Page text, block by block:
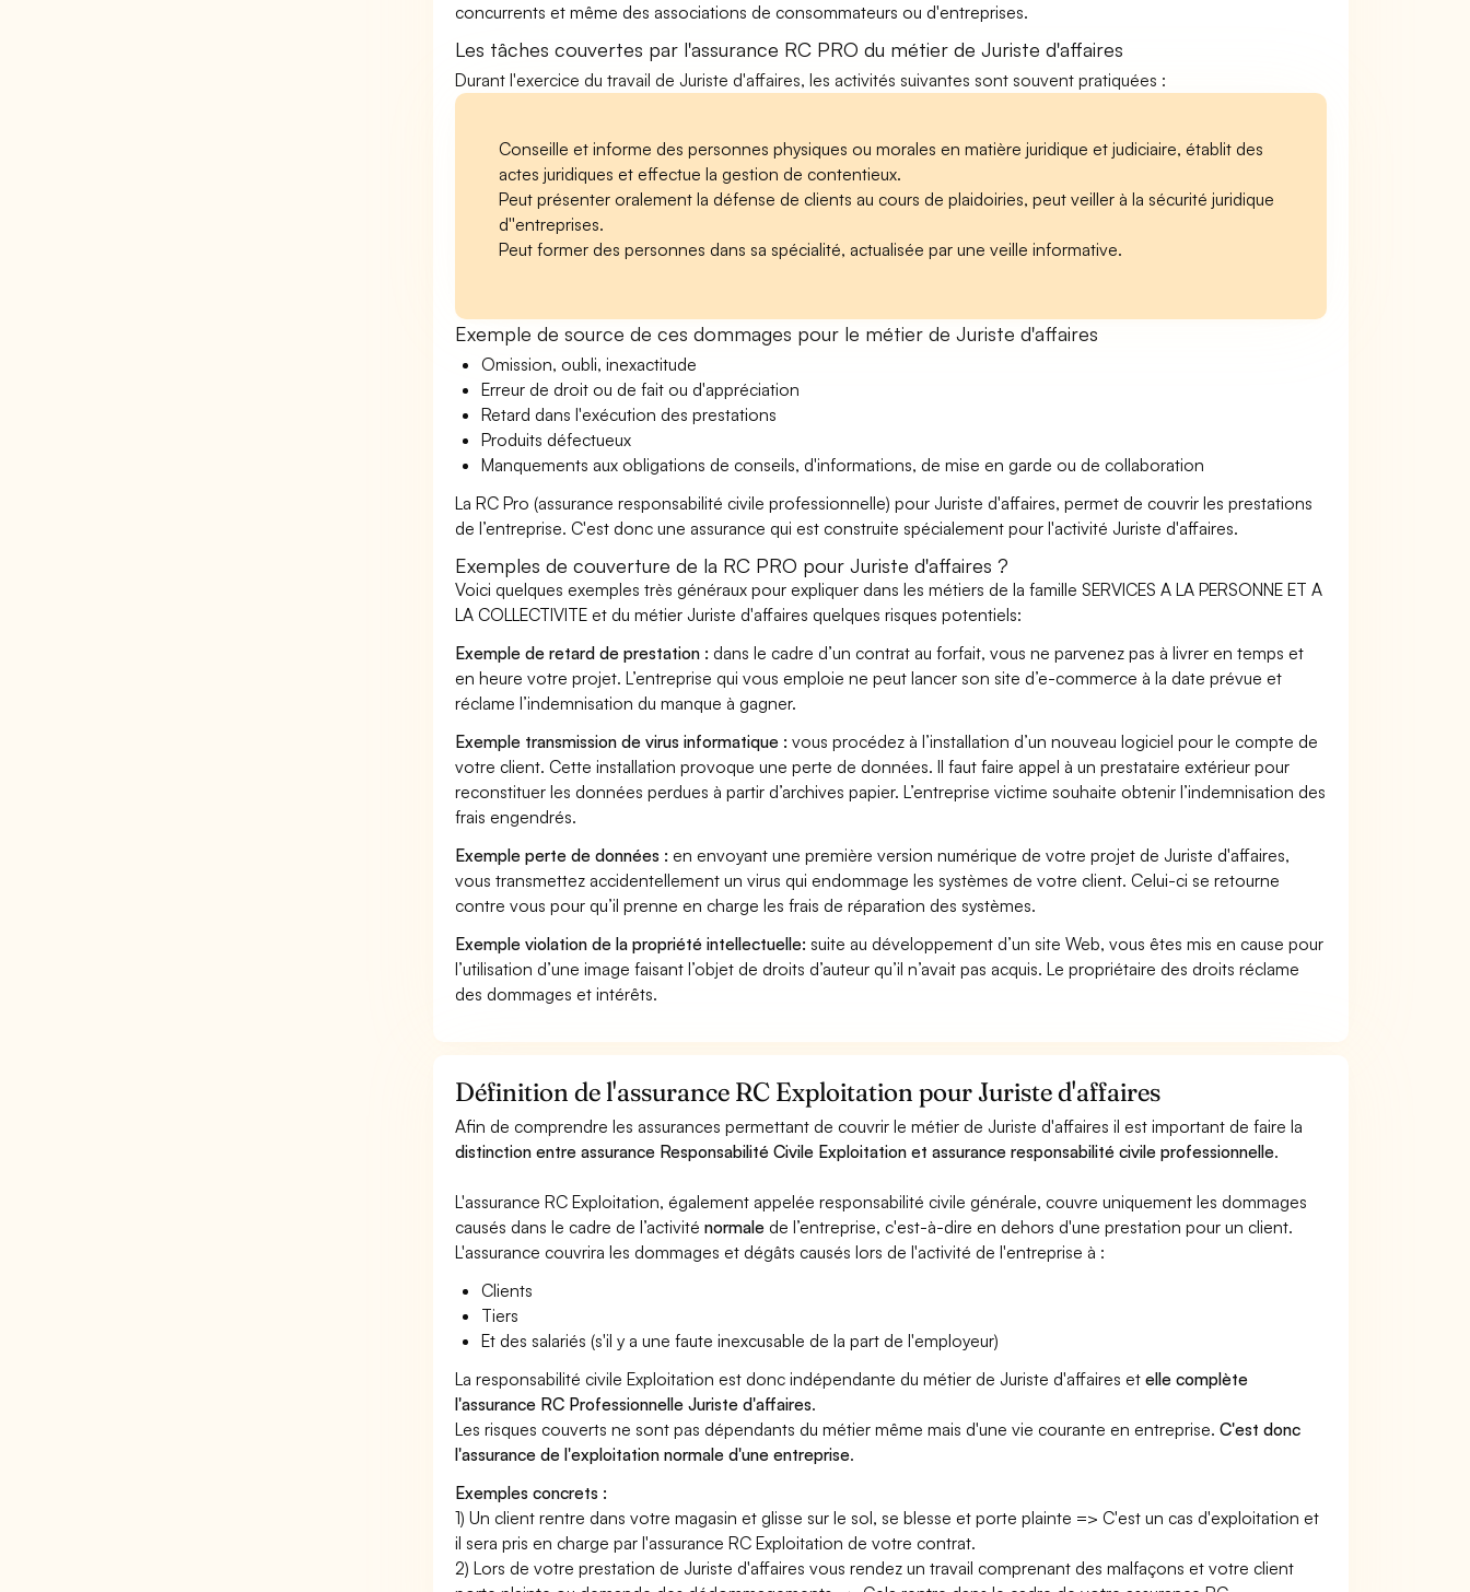
concurrents et même des associations de consommateurs ou d'entreprises.
Les tâches couvertes par l'assurance RC PRO du métier de Juriste d'affaires
Durant l'exercice du travail de Juriste d'affaires, les activités suivantes sont souvent pratiquées :
Conseille et informe des personnes physiques ou morales en matière juridique et judiciaire, établit des
actes juridiques et effectue la gestion de contentieux.
Peut présenter oralement la défense de clients au cours de plaidoiries, peut veiller à la sécurité juridique
d''entreprises.
Peut former des personnes dans sa spécialité, actualisée par une veille informative.
Exemple de source de ces dommages pour le métier de Juriste d'affaires
Omission, oubli, inexactitude
Erreur de droit ou de fait ou d'appréciation
Retard dans l'exécution des prestations
Produits défectueux
Manquements aux obligations de conseils, d'informations, de mise en garde ou de collaboration
La RC Pro (assurance responsabilité civile professionnelle) pour Juriste d'affaires, permet de couvrir les prestations
de l’entreprise. C'est donc une assurance qui est construite spécialement pour l'activité Juriste d'affaires.
Exemples de couverture de la RC PRO pour Juriste d'affaires ?
Voici quelques exemples très généraux pour expliquer dans les métiers de la famille SERVICES A LA PERSONNE ET A
LA COLLECTIVITE et du métier Juriste d'affaires quelques risques potentiels:
Exemple de retard de prestation : dans le cadre d’un contrat au forfait, vous ne parvenez pas à livrer en temps et
en heure votre projet. L’entreprise qui vous emploie ne peut lancer son site d’e-commerce à la date prévue et
réclame l’indemnisation du manque à gagner.
Exemple transmission de virus informatique : vous procédez à l’installation d’un nouveau logiciel pour le compte de
votre client. Cette installation provoque une perte de données. Il faut faire appel à un prestataire extérieur pour
reconstituer les données perdues à partir d’archives papier. L’entreprise victime souhaite obtenir l’indemnisation des
frais engendrés.
Exemple perte de données : en envoyant une première version numérique de votre projet de Juriste d'affaires,
vous transmettez accidentellement un virus qui endommage les systèmes de votre client. Celui-ci se retourne
contre vous pour qu’il prenne en charge les frais de réparation des systèmes.
Exemple violation de la propriété intellectuelle: suite au développement d’un site Web, vous êtes mis en cause pour
l’utilisation d’une image faisant l’objet de droits d’auteur qu’il n’avait pas acquis. Le propriétaire des droits réclame
des dommages et intérêts.
Définition de l'assurance RC Exploitation pour Juriste d'affaires
Afin de comprendre les assurances permettant de couvrir le métier de Juriste d'affaires il est important de faire la
distinction entre assurance Responsabilité Civile Exploitation et assurance responsabilité civile professionnelle.
L'assurance RC Exploitation, également appelée responsabilité civile générale, couvre uniquement les dommages
causés dans le cadre de l’activiténormale de l’entreprise, c'est-à-dire en dehors d'une prestation pour un client.
L'assurance couvrira les dommages et dégâts causés lors de l'activité de l'entreprise à :
Clients
Tiers
Et des salariés (s'il y a une faute inexcusable de la part de l'employeur)
La responsabilité civile Exploitation est donc indépendante du métier de Juriste d'affaires etelle complète
l'assurance RC Professionnelle Juriste d'affaires.
Les risques couverts ne sont pas dépendants du métier même mais d'une vie courante en entreprise.C'est donc
l'assurance de l'exploitation normale d'une entreprise.
Exemples concrets :
1) Un client rentre dans votre magasin et glisse sur le sol, se blesse et porte plainte => C'est un cas d'exploitation et
il sera pris en charge par l'assurance RC Exploitation de votre contrat.
2) Lors de votre prestation de Juriste d'affaires vous rendez un travail comprenant des malfaçons et votre client